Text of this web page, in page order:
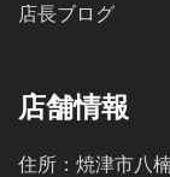
店長ブログ
店舗情報
住所：焼津市八